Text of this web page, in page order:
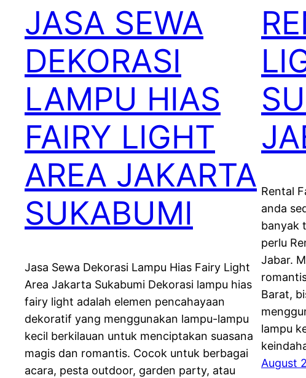
JASA SEWA
DEKORASI
LAMPU HIAS
FAIRY LIGHT
AREA JAKARTA
SUKABUMI
Jasa Sewa Dekorasi Lampu Hias Fairy Light
Area Jakarta Sukabumi Dekorasi lampu hias
fairy light adalah elemen pencahayaan
dekoratif yang menggunakan lampu-lampu
kecil berkilauan untuk menciptakan suasana
magis dan romantis. Cocok untuk berbagai
acara, pesta outdoor, garden party, atau
Rental
anda
banyak
perlu
Jabar.
Barat,
lampu
August